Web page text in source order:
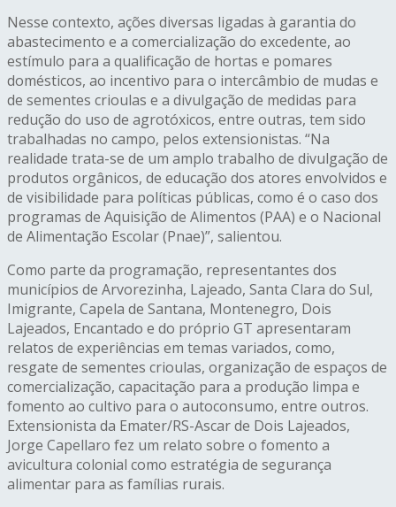
Nesse contexto, ações diversas ligadas à garantia do
abastecimento e a comercialização do excedente, ao
estímulo para a qualificação de hortas e pomares
domésticos, ao incentivo para o intercâmbio de mudas e
de sementes crioulas e a divulgação de medidas para
redução do uso de agrotóxicos, entre outras, tem sido
trabalhadas no campo, pelos extensionistas. “Na
realidade trata-se de um amplo trabalho de divulgação de
produtos orgânicos, de educação dos atores envolvidos e
de visibilidade para políticas públicas, como é o caso dos
programas de Aquisição de Alimentos (PAA) e o Nacional
de Alimentação Escolar (Pnae)”, salientou.
Como parte da programação, representantes dos
municípios de Arvorezinha, Lajeado, Santa Clara do Sul,
Imigrante, Capela de Santana, Montenegro, Dois
Lajeados, Encantado e do próprio GT apresentaram
relatos de experiências em temas variados, como,
resgate de sementes crioulas, organização de espaços de
comercialização, capacitação para a produção limpa e
fomento ao cultivo para o autoconsumo, entre outros.
Extensionista da Emater/RS-Ascar de Dois Lajeados,
Jorge Capellaro fez um relato sobre o fomento a
avicultura colonial como estratégia de segurança
alimentar para as famílias rurais.